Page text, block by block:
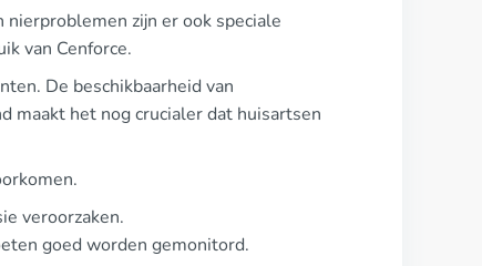
zijn er ook speciale
van Cenforce.
De beschikbaarheid van
maakt het nog crucialer dat huisartsen
veroorzaken.
goed worden gemonitord.